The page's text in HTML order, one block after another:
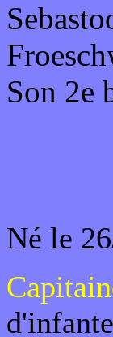
Son 2e
Né le